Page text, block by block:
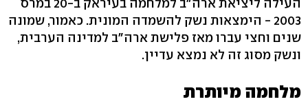
העילה ליציאת ארה"ב למלחמה בעיראק ב-20 במרס
2003 - הימצאות נשק להשמדה המונית. כאמור, שמונה
שנים וחצי עברו מאז פלישת ארה"ב למדינה הערבית,
ונשק מסוג זה לא נמצא עדיין.
מלחמה מיותרת